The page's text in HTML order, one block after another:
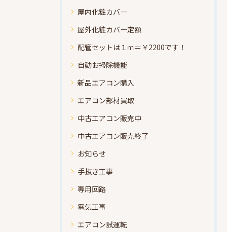
屋内化粧カバー
屋外化粧カバー定額
配管セットは１ｍ＝￥2200です！
自動お掃除機能
新品エアコン購入
エアコン部材買取
中古エアコン販売中
中古エアコン販売終了
お知らせ
手抜き工事
専用回路
電気工事
エアコン試運転